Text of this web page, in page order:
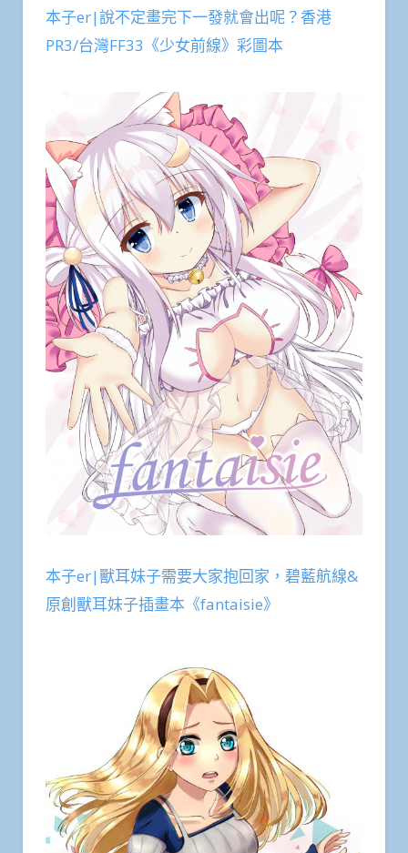
本子er|說不定畫完下一發就會出呢？香港
PR3/台灣FF33《少女前線》彩圖本
本子er|獸耳妹子需要大家抱回家，碧藍航線&
原創獸耳妹子插畫本《fantaisie》